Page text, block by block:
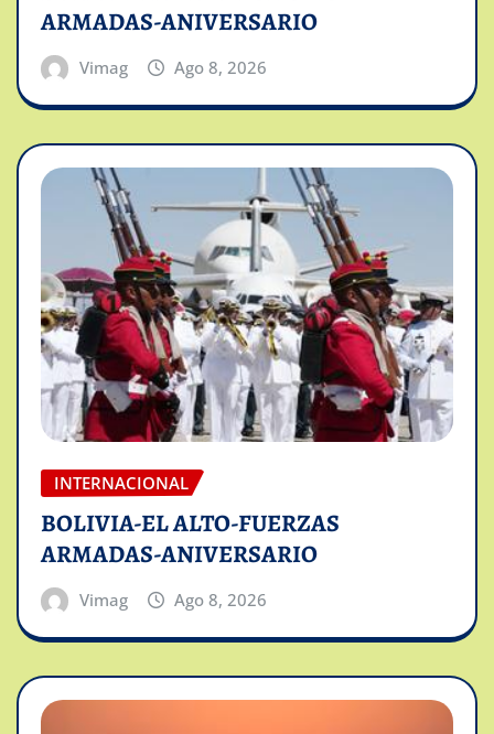
ARMADAS-ANIVERSARIO
Vimag Ago 8, 2026
INTERNACIONAL
BOLIVIA-EL ALTO-FUERZAS
ARMADAS-ANIVERSARIO
Vimag Ago 8, 2026